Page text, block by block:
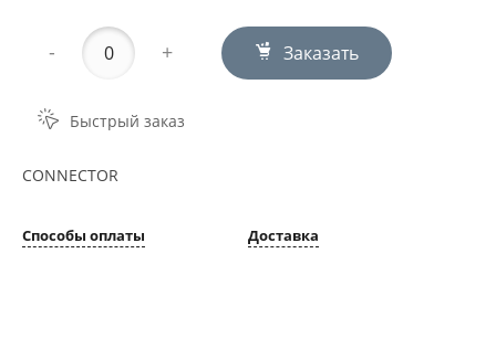
- + Заказать
Быстрый заказ
CONNECTOR
Способы оплаты Доставка